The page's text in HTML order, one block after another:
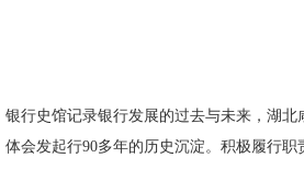
银行史馆记录银行发展的过去与未来，湖
体会发起行90多年的历史沉淀。积极履行